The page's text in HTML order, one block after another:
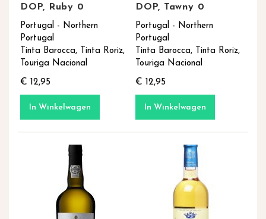
DOP, Ruby 0
Portugal - Northern
Portugal
Tinta Barocca, Tinta Roriz,
Touriga Nacional
€ 12,95
In Winkelwagen
DOP, Tawny 0
Portugal - Northern
Portugal
Tinta Barocca, Tinta Roriz,
Touriga Nacional
€ 12,95
In Winkelwagen